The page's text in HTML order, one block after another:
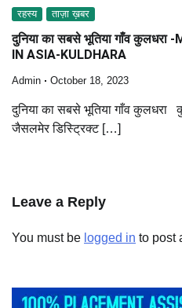
रहस्य ताज़ा ख़बर
दुनिया का सबसे भूतिया गाँव
IN ASIA-KULDHARA
Admin October 18, 2023
दुनिया का सबसे भूतिया गाँव कुलधरा
जैसलमेर डिस्ट्रिक्ट […]
Leave a Reply
You must be logged in to post